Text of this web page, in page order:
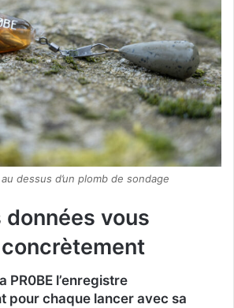
dessus d’un plomb de sondage
données vous
PR0BE l’enregistre
pour chaque lancer avec sa